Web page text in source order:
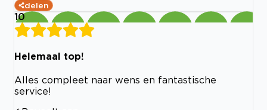
delen
10
Helemaal top!
Alles compleet naar wens en fantastische
service!